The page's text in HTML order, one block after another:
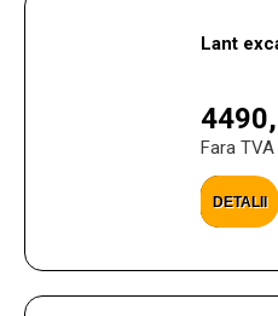
Lant
Fara TVA
DETALII